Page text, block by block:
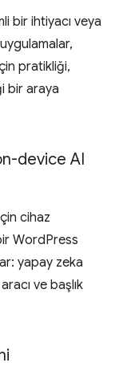
bir ihtiyacı veya
pratikliği,
bir araya
device AI
cihaz
WordPress
yapay zeka
ve başlık